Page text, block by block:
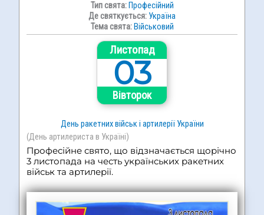
Тип свята:Професійний
Де святкується: Україна
Тема свята:Військовий
Листопад
03
Вівторок
День ракетних військ і артилерії України
(День артилериста в Україні)
Професійне свято, що відзначається щорічно
3 листопада на честь українських ракетних
військ та артилерії.